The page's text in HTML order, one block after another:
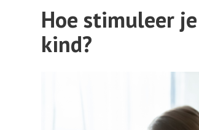
Hoe stimuleer
kind?